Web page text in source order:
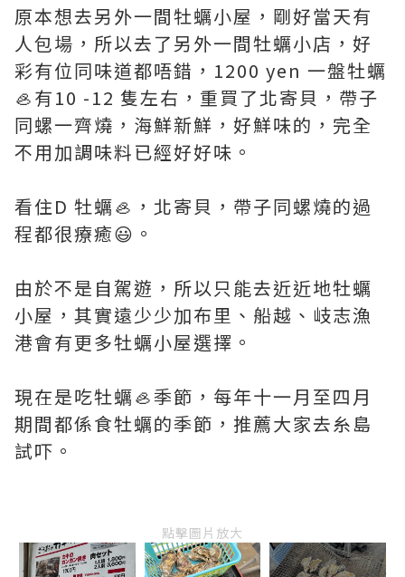
原本想去另外一間牡蠣小屋，剛好當天有
人包場，所以去了另外一間牡蠣小店，好
彩有位同味道都唔錯，1200 yen 一盤牡蠣
🦪有10 -12 隻左右，重買了北寄貝，帶子
同螺一齊燒，海鮮新鮮，好鮮味的，完全
不用加調味料已經好好味。
看住D 牡蠣🦪，北寄貝，帶子同螺燒的過
程都很療癒😃。
由於不是自駕遊，所以只能去近近地牡蠣
小屋，其實遠少少加布里、船越、岐志漁
港會有更多牡蠣小屋選擇。
現在是吃牡蠣🦪季節，每年十一月至四月
期間都係食牡蠣的季節，推薦大家去糸島
試吓。
點擊圖片放大